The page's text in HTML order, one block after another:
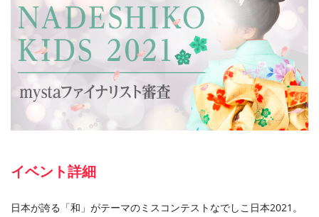
イベント詳細
日本が誇る「和」がテーマのミスコンテストなでしこ日本2021。